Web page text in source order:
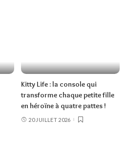
Kitty Life : la console qui
transforme chaque petite fille
en héroïne à quatre pattes !
20 JUILLET 2026